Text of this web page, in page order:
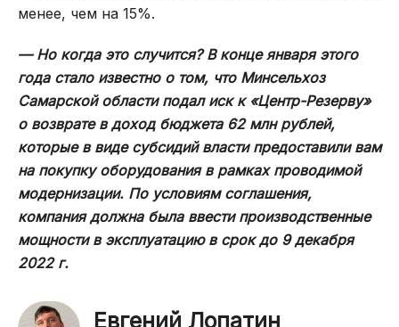
менее, чем на 15%.
— Но когда это случится? В конце января этого
года стало известно о том, что Минсельхоз
Самарской области подал иск к «Центр-Резерву»
о возврате в доход бюджета 62 млн рублей,
которые в виде субсидий власти предоставили вам
на покупку оборудования в рамках проводимой
модернизации. По условиям соглашения,
компания должна была ввести производственные
мощности в эксплуатацию в срок до 9 декабря
2022 г.
Евгений Лопатин